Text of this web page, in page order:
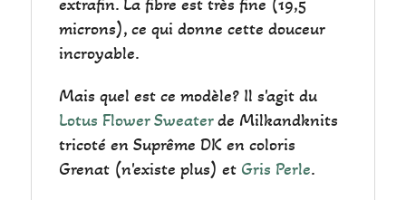
microns), ce qui donne cette douceur
incroyable.
Mais quel est ce modèle? Il s'agit du
Lotus Flower Sweaterde Milkandknits
tricoté en Suprême DK en coloris
Grenat (n'existe plus) et Gris Perle.